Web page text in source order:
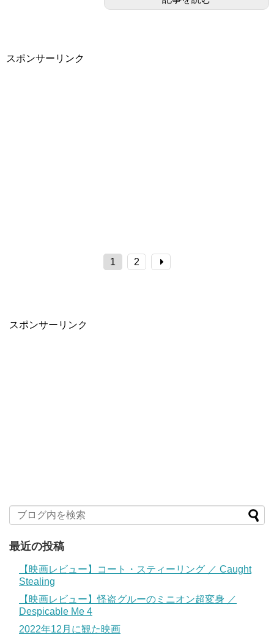
スポンサーリンク
1 2
スポンサーリンク
最近の投稿
【映画レビュー】コート・スティーリング ／ Caught
Stealing
【映画レビュー】怪盗グルーのミニオン超変身 ／
Despicable Me 4
2022年12月に観た映画